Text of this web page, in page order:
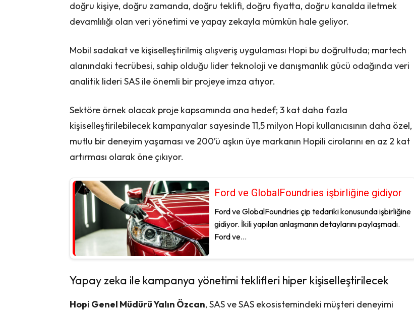
doğru kişiye, doğru zamanda, doğru teklifi, doğru fiyatta, doğru kanalda iletmek
devamlılığı olan veri yönetimi ve yapay zekayla mümkün hale geliyor.
Mobil sadakat ve kişiselleştirilmiş alışveriş uygulaması Hopi bu doğrultuda; martech
alanındaki tecrübesi, sahip olduğu lider teknoloji ve danışmanlık gücü odağında veri
analitik lideri SAS ile önemli bir projeye imza atıyor.
Sektöre örnek olacak proje kapsamında ana hedef; 3 kat daha fazla
kişiselleştirilebilecek kampanyalar sayesinde 11,5 milyon Hopi kullanıcısının daha özel,
mutlu bir deneyim yaşaması ve 200’ü aşkın üye markanın Hopili cirolarını en az 2 kat
artırması olarak öne çıkıyor.
Ford ve GlobalFoundries işbirliğine gidiyor
Ford ve GlobalFoundries çip tedariki konusunda işbirliğine
gidiyor. İkili yapılan anlaşmanın detaylarını paylaşmadı.
Ford ve...
Yapay zeka ile kampanya yönetimi teklifleri hiper kişiselleştirilecek
Hopi Genel Müdürü Yalın Özcan, SAS ve SAS ekosistemindeki müşteri deneyimi